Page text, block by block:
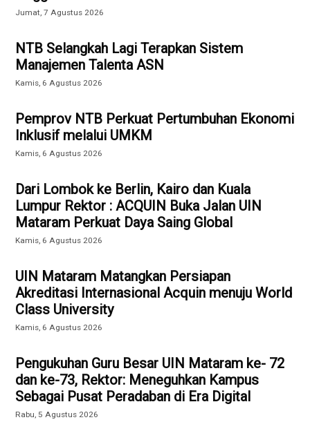
Jumat, 7 Agustus 2026
NTB Selangkah Lagi Terapkan Sistem
Manajemen Talenta ASN
Kamis, 6 Agustus 2026
Pemprov NTB Perkuat Pertumbuhan Ekonomi
Inklusif melalui UMKM
Kamis, 6 Agustus 2026
Dari Lombok ke Berlin, Kairo dan Kuala
Lumpur Rektor : ACQUIN Buka Jalan UIN
Mataram Perkuat Daya Saing Global
Kamis, 6 Agustus 2026
UIN Mataram Matangkan Persiapan
Akreditasi Internasional Acquin menuju World
Class University
Kamis, 6 Agustus 2026
Pengukuhan Guru Besar UIN Mataram ke- 72
dan ke-73, Rektor: Meneguhkan Kampus
Sebagai Pusat Peradaban di Era Digital
Rabu, 5 Agustus 2026